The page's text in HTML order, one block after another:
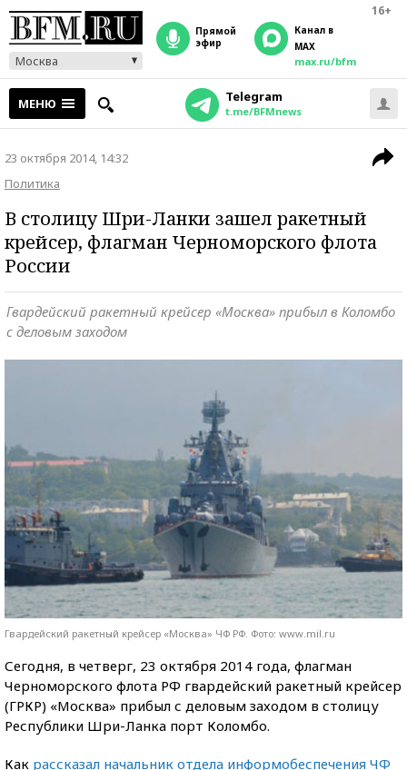
16+
Москва
прямой
эфир
Канал в
MAX
max.ru/bfm
МЕНЮ Telegram
t.me/BFMnews
23 октября 2014, 14:32
Политика
В столицу Шри-Ланки зашел ракетный
крейсер, флагман Черноморского флота
России
Гвардейский ракетный крейсер «Москва» прибыл в Коломбо
с деловым заходом
Гвардейский ракетный крейсер «Москва» ЧФ РФ. Фото: www.mil.ru
Сегодня, в четверг, 23 октября 2014 года, флагман
Черноморского флота РФ гвардейский ракетный крейсер
(ГРКР) «Москва» прибыл с деловым заходом в столицу
Республики Шри-Ланка порт Коломбо.
Как рассказал начальник отдела информобеспечения ЧФ